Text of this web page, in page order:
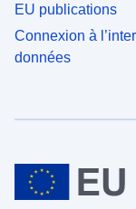
EU publications
Connexion à
données